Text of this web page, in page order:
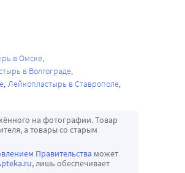
в Омске
в Волгограде
Лейкопластырь в Ставрополе
на фотографии. Товар
а товары со старым
Правительства может
, лишь обеспечивает